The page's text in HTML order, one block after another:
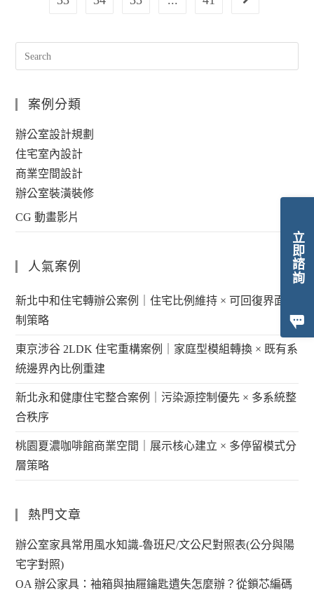
立即諮詢
案例分類
辦公室設計規劃
住宅室內設計
商業空間設計
辦公室裝潢裝修
CG 動畫影片
人氣案例
新北中和住宅轉辦公案例｜住宅比例維持 × 可回復界面控
制策略
東京涉谷 2LDK 住宅重構案例｜家庭型模組轉換 × 既有系
統邊界內比例重建
新北永和健康住宅整合案例｜污染源控制優先 × 多系統整
合秩序
桃園夏濃咖啡館商業空間｜展示核心建立 × 多停留模式分
層策略
熱門文章
辦公室家具常用風水知識-魯班尺/文公尺對照表(公分與陽
宅字對照)
OA 辦公家具：袖箱與抽屜鑰匙遺失怎麼辦？從鎖芯編碼